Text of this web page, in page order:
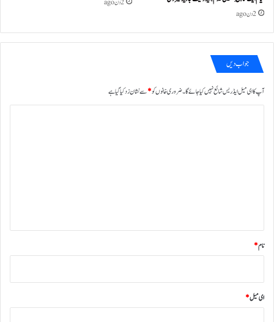
2 دن ago
جواب دیں
آپ کا ای میل ایڈریس شائع نہیں کیا جائے گا۔ضروری خانوں کو*سے نشان زد کیا گیا ہے
نام*
ای میل*